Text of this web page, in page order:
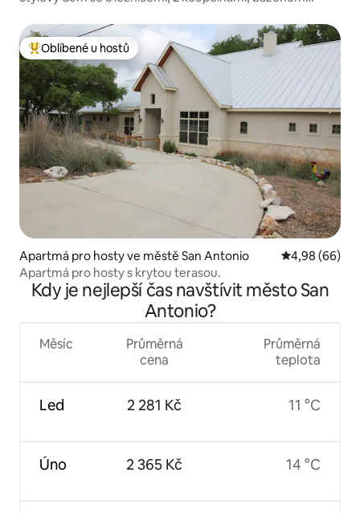
Nejlepší v kategorii Oblíbené u hostů
Oblíbené u hostů
Apartmá pro hosty ve městě San Antonio Průměrné
4,98 (66)
Apartmá pro hosty s krytou terasou.
Kdy je nejlepší čas navštívit město San
Antonio?
Měsíc
Led
Úno
Průměrná
cena
2 281 Kč
2 365 Kč
Průměrná
teplota
11 °C
14 °C